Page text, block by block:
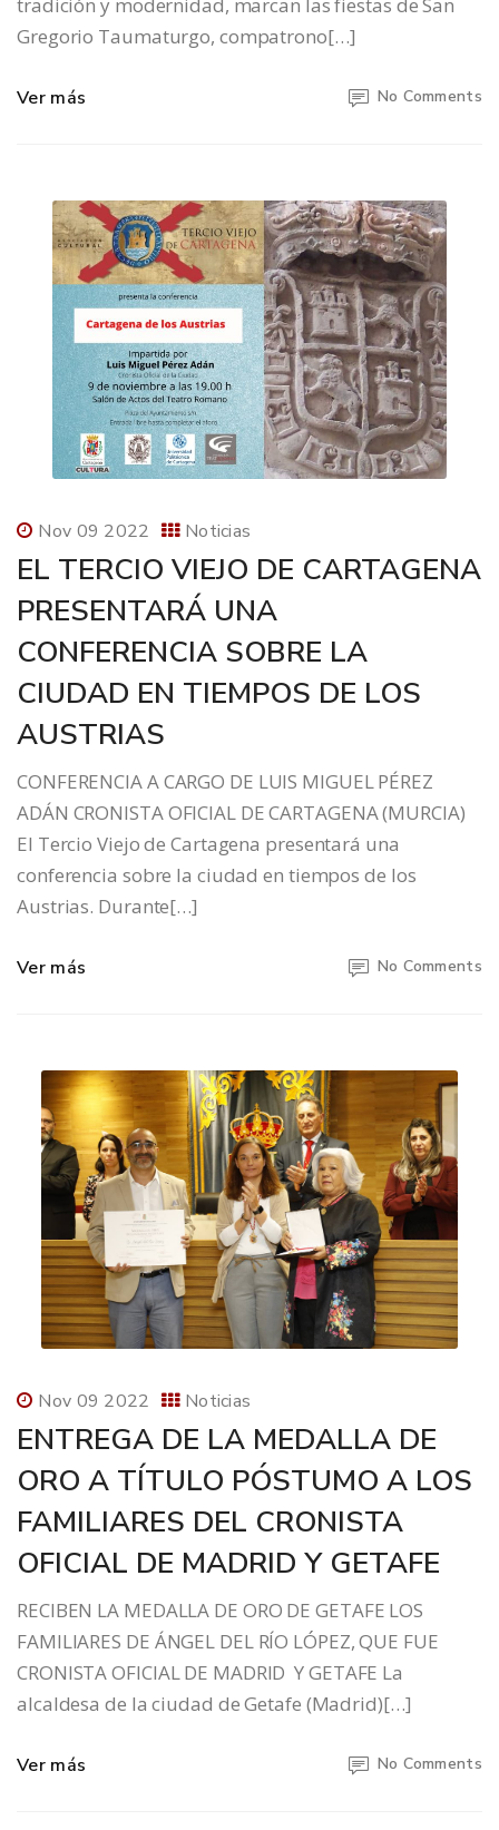
tradición y modernidad, marcan las fiestas de San
Gregorio Taumaturgo, compatrono[…]
Ver más No Comments
Nov 09 2022 Noticias
EL TERCIO VIEJO DE CARTAGENA
PRESENTARÁ UNA
CONFERENCIA SOBRE LA
CIUDAD EN TIEMPOS DE LOS
AUSTRIAS
CONFERENCIA A CARGO DE LUIS MIGUEL PÉREZ
ADÁN CRONISTA OFICIAL DE CARTAGENA (MURCIA)
El Tercio Viejo de Cartagena presentará una
conferencia sobre la ciudad en tiempos de los
Austrias. Durante[…]
Ver más No Comments
Nov 09 2022 Noticias
ENTREGA DE LA MEDALLA DE
ORO A TÍTULO PÓSTUMO A LOS
FAMILIARES DEL CRONISTA
OFICIAL DE MADRID Y GETAFE
RECIBEN LA MEDALLA DE ORO DE GETAFE LOS
FAMILIARES DE ÁNGEL DEL RÍO LÓPEZ, QUE FUE
CRONISTA OFICIAL DE MADRID Y GETAFE La
alcaldesa de la ciudad de Getafe (Madrid)[…]
Ver más No Comments